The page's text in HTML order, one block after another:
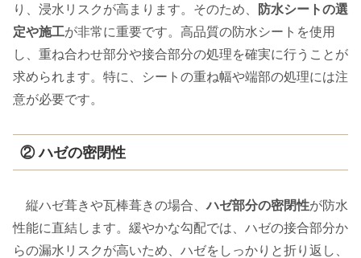
り、浸水リスクが高まります。そのため、
防水シートの選
定や施工が非常に重要です。高品質の防水シートを使用
し、重ね合わせ部分や接合部分の処理を確実に行うことが
求められます。特に、シートの重ね幅や端部の処理には注
意が必要です。
② ハゼの密閉性
縦ハゼ葺きや瓦棒葺きの場合、ハゼ部分の密閉性が防水
性能に直結します。緩やかな勾配では、ハゼの接合部分か
らの漏水リスクが高いため、ハゼをしっかりと折り返し、